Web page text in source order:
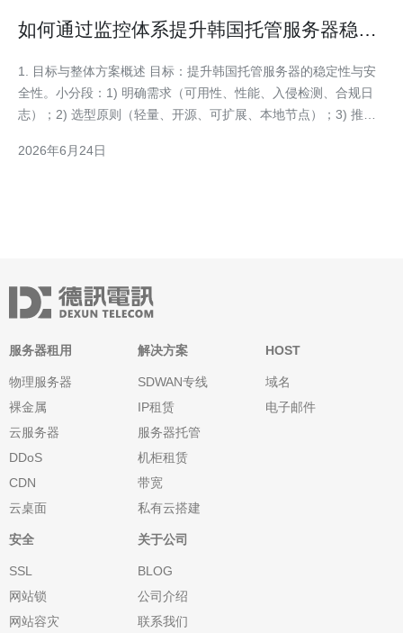
如何通过监控体系提升韩国托管服务器稳定
1. 目标与整体方案概述 目标：提升韩国托管服务器的稳定性与安
全性。小分段：1) 明确需求（可用性、性能、入侵检测、合规日
志）；2) 选型原则（轻量、开源、可扩展、本地节点）；3) 推荐
Alertmanager、Grafana（指标）；File
2026年6月24日
服务器租用
物理服务器
裸金属
云服务器
DDoS
CDN
云桌面
解决方案
SDWAN专线
IP租赁
服务器托管
机柜租赁
带宽
私有云搭建
HOST
域名
电子邮件
安全
SSL
网站锁
网站容灾
关于公司
BLOG
公司介绍
联系我们